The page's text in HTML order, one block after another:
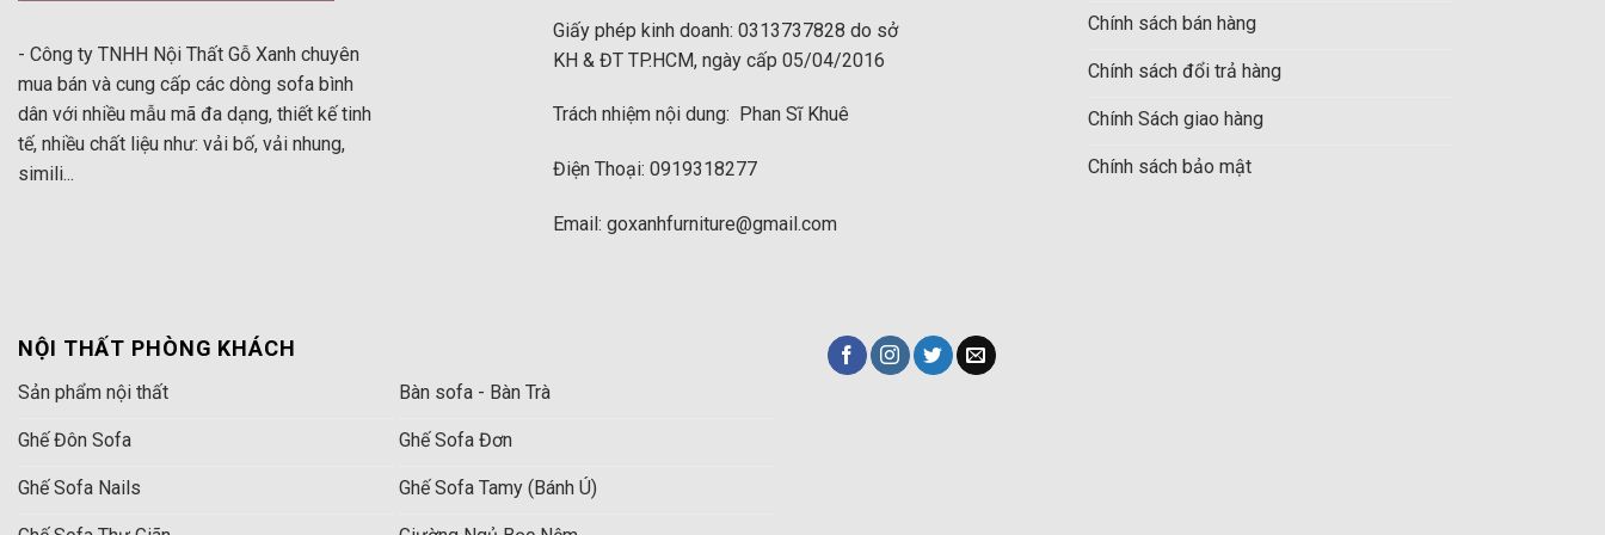
Ghế sofa góc chữ L phòng khách sở hữu những đặc điểm như sau:
– Đột phá trong lối thiết kế với góc L là điểm nhấn chủ đạo cho không gian. Với thiết kế này bạn có thể tùy ý sử dụng cho nhiều mục đích khác nhau (đọc sách, ngồi xem phim, quây quần,
nói chuyện, tiếp khách…).
– Hình dáng gồm một ghế băng dài và một phần góc vuông, giúp tận dụng tối đa những khu vực góc chết trong phòng.
– Màu sắc trang nhã, trung tính, dễ kết hợp với nhiều món đồ nội thất trong nhà như bàn trà, tủ tivi, kệ sách…
- Công ty TNHH Nội Thất Gỗ Xanh chuyên
mua bán và cung cấp các dòng sofa bình
dân với nhiều mẫu mã đa dạng, thiết kế tinh
tế, nhiều chất liệu như: vải bố, vải nhung,
simili...
Giấy phép kinh doanh: 0313737828 do sở
KH & ĐT TP.HCM, ngày cấp 05/04/2016
Trách nhiệm nội dung: Phan Sĩ Khuê
Điện Thoại: 0919318277
Email: goxanhfurniture@gmail.com
Chính sách bán hàng
Chính sách đổi trả hàng
Chính Sách giao hàng
Chính sách bảo mật
NỘI THẤT PHÒNG KHÁCH
Sản phẩm nội thất Bàn sofa - Bàn Trà
Ghế Đôn Sofa Ghế Sofa Đơn
Ghế Sofa Nails Ghế Sofa Tamy (Bánh Ú)